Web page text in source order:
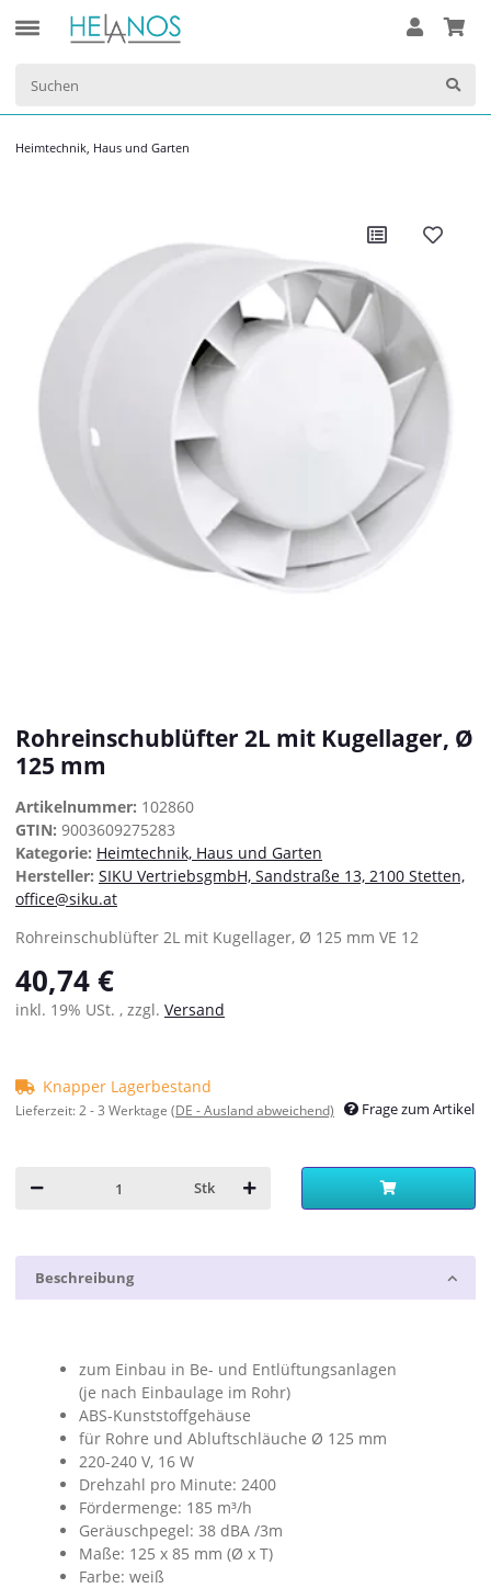
Heimtechnik, Haus und Garten
Rohreinschublüfter 2L mit Kugellager, Ø
125 mm
Artikelnummer: 102860
GTIN: 9003609275283
Kategorie: Heimtechnik, Haus und Garten
Hersteller: SIKU VertriebsgmbH, Sandstraße 13, 2100 Stetten,
office@siku.at
Rohreinschublüfter 2L mit Kugellager, Ø 125 mm VE 12
40,74 €
inkl. 19% USt. , zzgl. Versand
Knapper Lagerbestand
Lieferzeit:2 - 3 Werktage (DE - Ausland abweichend) Frage zum Artikel
Stk
Beschreibung
zum Einbau in Be- und Entlüftungsanlagen
(je nach Einbaulage im Rohr)
ABS-Kunststoffgehäuse
für Rohre und Abluftschläuche Ø 125 mm
220-240 V, 16 W
Drehzahl pro Minute: 2400
Fördermenge: 185 m³/h
Geräuschpegel: 38 dBA /3m
Maße: 125 x 85 mm (Ø x T)
Farbe: weiß